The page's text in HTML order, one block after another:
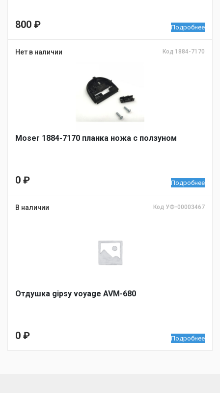
800 ₽ Подробнее
Нет в наличии Код 1884-7170
Moser 1884-7170 планка ножа с ползуном
0 ₽ Подробнее
В наличии Код УФ-00003467
Отдушка gipsy voyage AVM-680
0 ₽ Подробнее